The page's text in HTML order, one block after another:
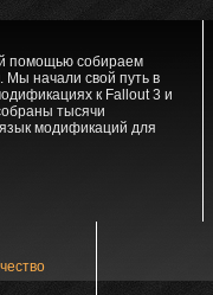
помощью собираем
начали свой путь в
к Fallout 3 и
тысячи
модификаций для